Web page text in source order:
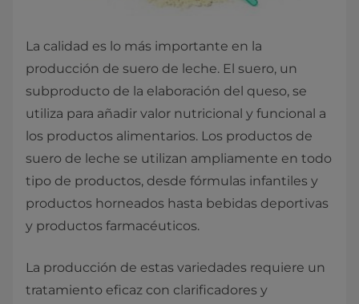
La calidad es lo más importante en la
producción de suero de leche. El suero, un
subproducto de la elaboración del queso, se
utiliza para añadir valor nutricional y funcional a
los productos alimentarios. Los productos de
suero de leche se utilizan ampliamente en todo
tipo de productos, desde fórmulas infantiles y
productos horneados hasta bebidas deportivas
y productos farmacéuticos.
La producción de estas variedades requiere un
tratamiento eficaz con clarificadores y